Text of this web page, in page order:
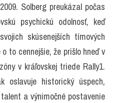
Solberg preukázal počas
psychickú odolnosť, keď
skúsenejších tímových
to cennejšie, že prišlo hneď v
v kráľovskej triede Rally1.
oslavuje historický úspech,
a výnimočné postavenie